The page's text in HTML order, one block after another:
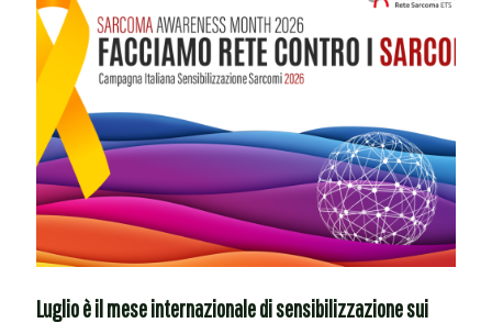
Luglio è il mese internazionale di sensibilizzazione sui